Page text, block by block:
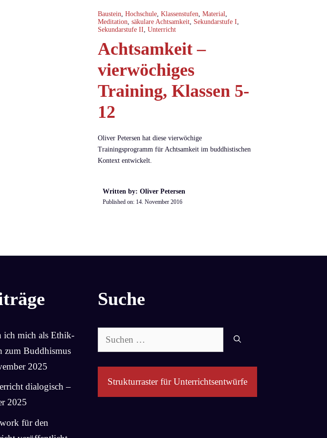
Baustein ,Hochschule ,Klassenstufen ,Material
Meditation ,säkulare Achtsamkeit Sekundarstufe I
Sekundarstufe II ,Unterricht
Achtsamkeit –
vierwöchiges
Training, Klassen 5-
12
Oliver Petersen hat diese vierwöchige
Trainingsprogramm für Achtsamkeit im buddhistischen
Kontext entwickelt.
Written by: Oliver Petersen
Published on: 14. November 2016
ich mich als Ethik-
zum Buddhismus
2025
dialogisch –
2025
für den
Suche
Suchen
nach:
Strukturraster für Unterrichtsentwürfe